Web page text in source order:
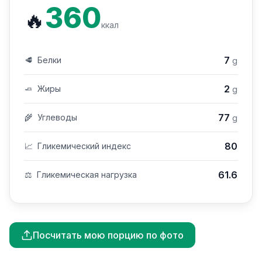
🔥360ккал
🥩 Белки 7 g
🧈 Жиры 2 g
🌾 Углеводы 77 g
📈 Гликемический индекс 80
⚖️ Гликемическая нагрузка 61.6
Посчитать мою порцию по фото